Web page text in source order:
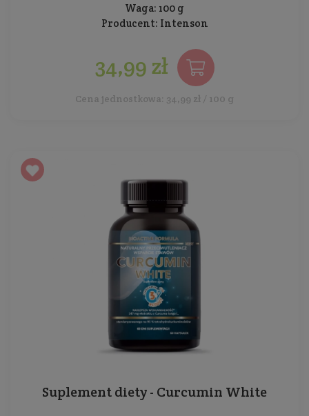
Waga: 100 g
Producent: Intenson
34,99 zł
Cena jednostkowa: 34,99 zł / 100 g
Suplement diety - Curcumin White